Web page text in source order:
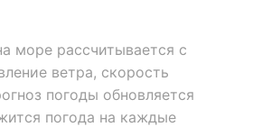
море рассчитывается с
ветра, скорость
погоды обновляется
погода на каждые